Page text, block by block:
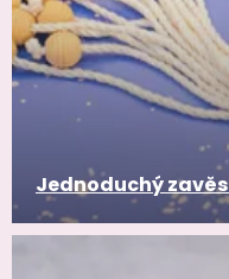
Jednoduchý